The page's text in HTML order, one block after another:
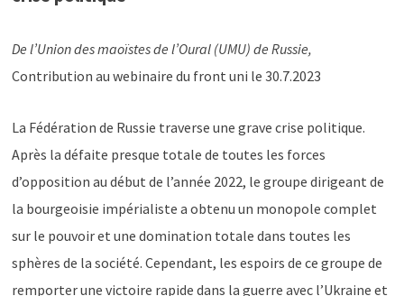
De l’Union des maoïstes de l’Oural (UMU) de Russie,
Contribution au webinaire du front uni le 30.7.2023
La Fédération de Russie traverse une grave crise politique.
Après la défaite presque totale de toutes les forces
d’opposition au début de l’année 2022, le groupe dirigeant de
la bourgeoisie impérialiste a obtenu un monopole complet
sur le pouvoir et une domination totale dans toutes les
sphères de la société. Cependant, les espoirs de ce groupe de
remporter une victoire rapide dans la guerre avec l’Ukraine et